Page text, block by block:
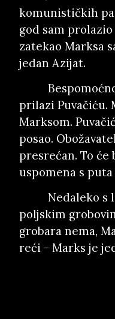
komunističkih
god sam
zatekao Marksa
jedan Azijat.
prilazi Puvačiću.
Marksom.
posao.
presrećan. To će
uspomena s
Nedaleko s
poljskim
grobara nema,
reći - Marks je